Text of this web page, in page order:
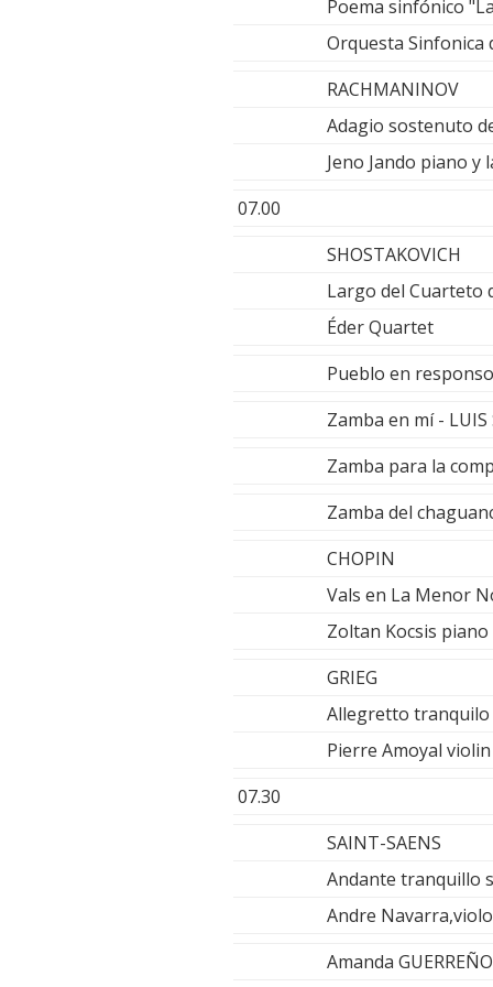
Poema sinfónico
Orquesta Sinfonica
RACHMANINOV
Adagio sostenuto
Jeno Jando piano y
07.00
SHOSTAKOVICH
Largo del Cuarteto
Éder Quartet
Pueblo en responso
Zamba en mí - LUIS
Zamba para la
Zamba del
CHOPIN
Vals en La Menor
Zoltan Kocsis piano
GRIEG
Allegretto tranquilo
Pierre Amoyal
07.30
SAINT-SAENS
Andante tranquillo
Andre
Amanda GUERREÑO